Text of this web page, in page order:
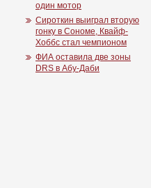
один мотор
Сироткин выиграл вторую
гонку в Сономе, Квайф-
Хоббс стал чемпионом
ФИА оставила две зоны
DRS в Абу-Даби